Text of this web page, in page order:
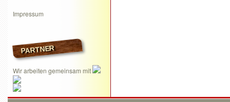
Impressum
PARTNER
Wir arbeiten gemeinsam mit